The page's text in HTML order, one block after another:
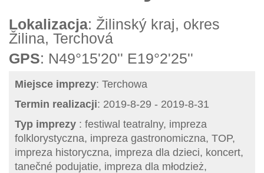
Lokalizacja: Žilinský kraj, okres
Žilina, Terchová
GPS: N49°15'20'' E19°2'25''
Miejsce imprezy: Terchowa
Termin realizacji: 2019-8-29 - 2019-8-31
Typ imprezy : festiwal teatralny, impreza
folklorystyczna, impreza gastronomiczna, TOP,
impreza historyczna, impreza dla dzieci, koncert,
tanečné podujatie, impreza dla młodzież,